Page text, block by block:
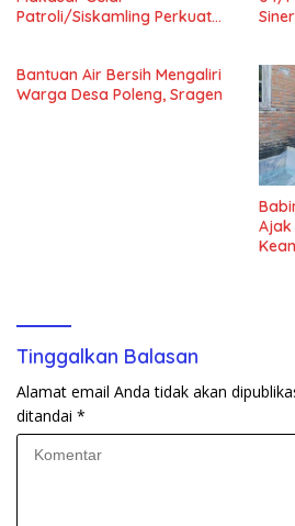
Patroli/Siskamling Perkuat
Bantuan Air Bersih Mengaliri
Warga Desa Poleng, Sragen
Tinggalkan Balasan
Alamat email Anda tidak akan
ditandai *